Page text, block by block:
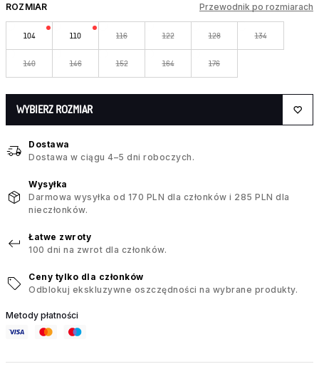
ROZMIAR Przewodnik po rozmiarach
104 110 116 122 128 134
140 146 152 164 176
WYBIERZ ROZMIAR
Dostawa
Dostawa w ciągu 4–5 dni roboczych.
Wysyłka
Darmowa wysyłka od 170 PLN dla członków i 285 PLN dla
nieczłonków.
Łatwe zwroty
100 dni na zwrot dla członków.
Ceny tylko dla członków
Odblokuj ekskluzywne oszczędności na wybrane produkty.
Metody płatności